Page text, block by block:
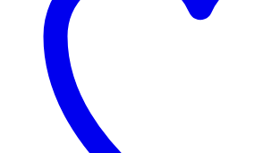
tạo
hình
miệng